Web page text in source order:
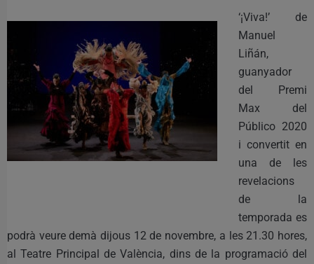
‘¡Viva!’ de
Manuel
Liñán,
guanyador
del Premi
Max del
Público 2020
i convertit en
una de les
revelacions
de la
temporada es
podrà veure demà dijous 12 de novembre, a les 21.30 hores,
al Teatre Principal de València, dins de la programació del